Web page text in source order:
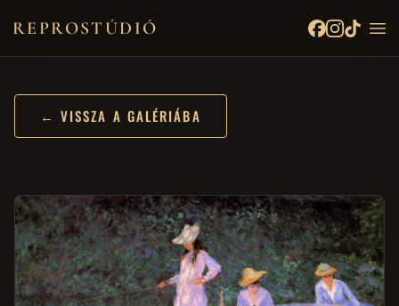
REPROSTÚDIÓ
← VISSZA A GALÉRIÁBA